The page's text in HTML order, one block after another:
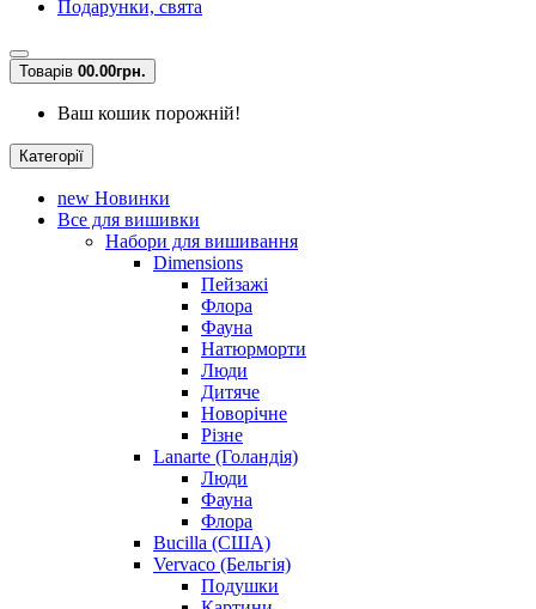
Подарунки, свята
Товарів 00.00грн.
Ваш кошик порожній!
Категорії
new Новинки
Все для вишивки
Набори для вишивання
Dimensions
Пейзажі
Флора
Фауна
Натюрморти
Люди
Дитяче
Новорічне
Різне
Lanarte (Голандія)
Люди
Фауна
Флора
Bucilla (США)
Vervaco (Бельгія)
Подушки